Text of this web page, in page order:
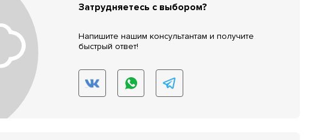
Затрудняетесь с выбором?
Напишите нашим консультантам и получите
быстрый ответ!